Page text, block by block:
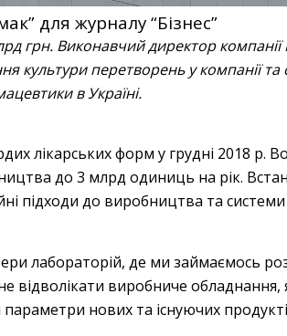
для журналу “Бізнес”
грн. Виконавчий директор
культури перетворень у компанії
в Україні.
лікарських форм у грудні 2018 р.
до 3 млрд одиниць на рік.
підходи до виробництва та системи
лабораторій, де ми займаємось
відволікати виробниче обладнання,
нових та існуючих